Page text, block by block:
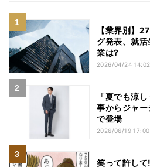
【業界別】
グ発表、就
業は?
2026/04/24 14:02
「夏でも涼
事からジャ
で登場
2026/06/19 17:00
笑って許し